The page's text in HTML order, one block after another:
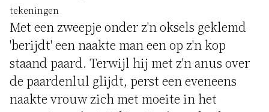
tekeningen
Met een zweepje onder z'n oksels geklemd
'berijdt' een naakte man een op z'n kop
staand paard. Terwijl hij met z'n anus over
de paardenlul glijdt, perst een eveneens
naakte vrouw zich met moeite in het